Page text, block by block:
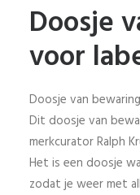
Doosje
voor
Doosje van bewaring
Dit doosje van
merkcurator Ralph
Het is een doosje
zodat je weer met